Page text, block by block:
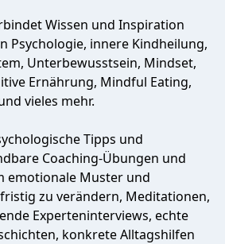
Wissen und Inspiration
Psychologie, innere Kindheilung,
Unterbewusstsein, Mindset,
Ernährung, Mindful Eating,
vieles mehr.
Tipps und
Coaching-Übungen und
emotionale Muster und
zu verändern, Meditationen,
Experteninterviews, echte
konkrete Alltagshilfen